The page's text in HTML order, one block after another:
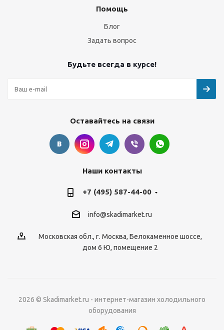
Помощь
Блог
Задать вопрос
Будьте всегда в курсе!
Оставайтесь на связи
Наши контакты
+7 (495) 587-44-00
info@skadimarket.ru
Московская обл., г. Москва, Белокаменное шоссе,
дом 6 Ю, помещение 2
2026 © Skadimarket.ru - интернет-магазин холодильного
оборудования